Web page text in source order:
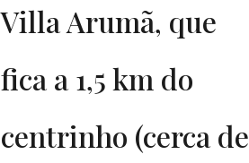
Villa Arumã, que
fica a 1,5 km do
centrinho (cerca de